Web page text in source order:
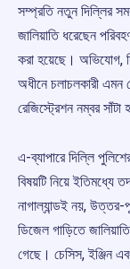
সম্প্রতি নতুন দিল্লির
জালিয়াতি ধরেছেন
করা হয়েছে। অভিযোগ,
অধীনে চলাচলকারী এমন
রেজিস্ট্রেশন নম্বর সাঁটা
এ-ব্যাপারে দিল্লি
বিষয়টি নিয়ে ইতিমধ্যে
নাগাল্যান্ডই নয়, উত্তর-
ডিজেল গাড়িতে
গেছে। চেসিস, ইঞ্জিন